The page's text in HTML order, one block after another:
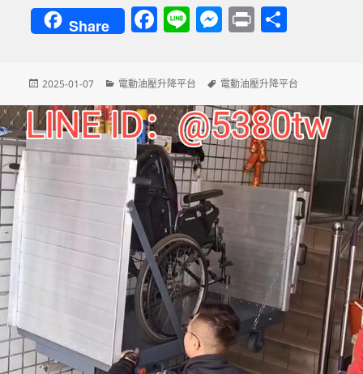
Share F
a
c
e
b
o
o
k
Li
n
e
M
es
se
n
g
er
P
ri
nt
發
日
2025-01-07
分
電動油壓升降平台
標
電動油壓升降平台